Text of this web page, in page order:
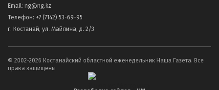
Email: ng@ng.kz
Телефон: +7 (7142) 53-69-95
г. Костанай, ул. Майлина, д. 2/3
© 2002-2026 Костанайский областной еженедельник Наша Газета. Все
права защищены